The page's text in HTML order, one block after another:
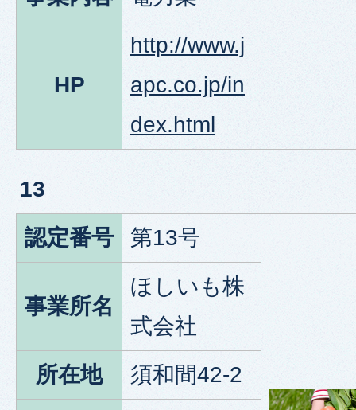
HP
http://www.j
apc.co.jp/in
dex.html
13
認定番号
第13号
事業所名
ほしいも株
式会社
所在地
須和間42-2